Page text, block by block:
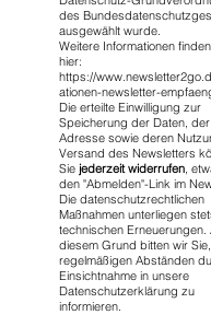
des
ausgewählt wurde.
Weitere Informationen
hier:
https://
ationen-newsletter-
Die erteilte Einwilligung zur
Speicherung der Daten,
Adresse sowie deren
Versand des Newsletters
Sie jederzeit widerrufen,
den "Abmelden"-Link im
Die datenschutzrechtlichen
Maßnahmen unterliegen
technischen Erneuerungen.
diesem Grund bitten wir
regelmäßigen Abständen
Einsichtnahme in unsere
Datenschutzerklärung zu
informieren.